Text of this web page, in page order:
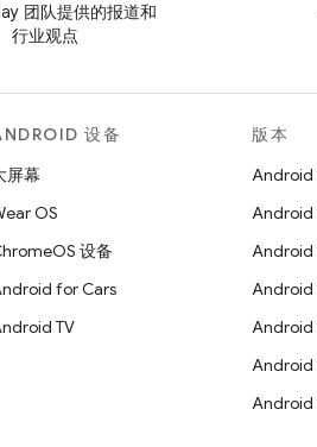
团队提供的报道和
行业观点
设备
屏幕
OS
设备
for Cars
TV
版本
Android
Android
Android
Android
Android
Android
Android